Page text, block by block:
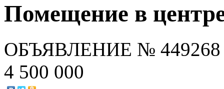
Помещение в
ОБЪЯВЛЕНИЕ № 449268
4 500 000